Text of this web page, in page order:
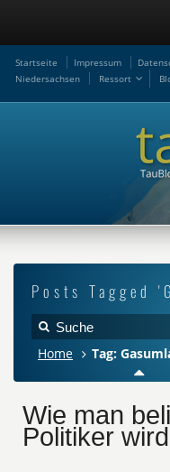
Startseite Impressum
Niedersachsen
Ressort
Posts Tagged
Home Tag:
Wie man
Politiker wird